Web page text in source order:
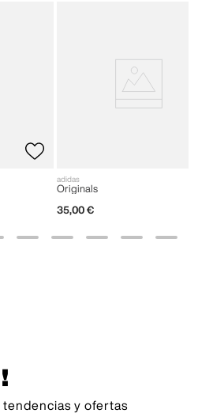
adidas
Originals
35,00 €
tendencias y ofertas